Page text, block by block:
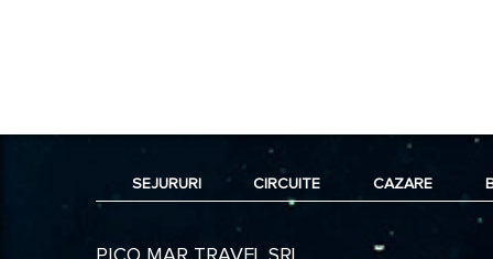
SEJURURI CIRCUITE CAZARE